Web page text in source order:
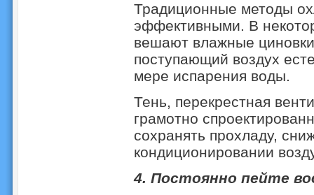
Традиционные методы
эффективными. В
вешают влажные циновки
поступающий воздух
мере испарения воды.
Тень, перекрестная
грамотно
сохранять прохладу,
кондиционировании
4. Постоянно пейте